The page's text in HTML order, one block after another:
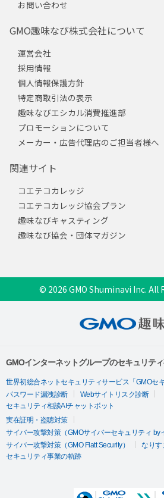
お問い合わせ
GMO趣味なび株式会社について
運営会社
採用情報
個人情報保護方針
特定商取引法の表示
趣味なびエシカル消費推進部
プロモーションについて
メーカー・広告代理店のご担当者様へ
関連サイト
コエテコカレッジ
コエテコカレッジ協会プラン
趣味なびキャスティング
趣味なび協会・団体マガジン
© 2026 GMO Shuminavi Inc. All